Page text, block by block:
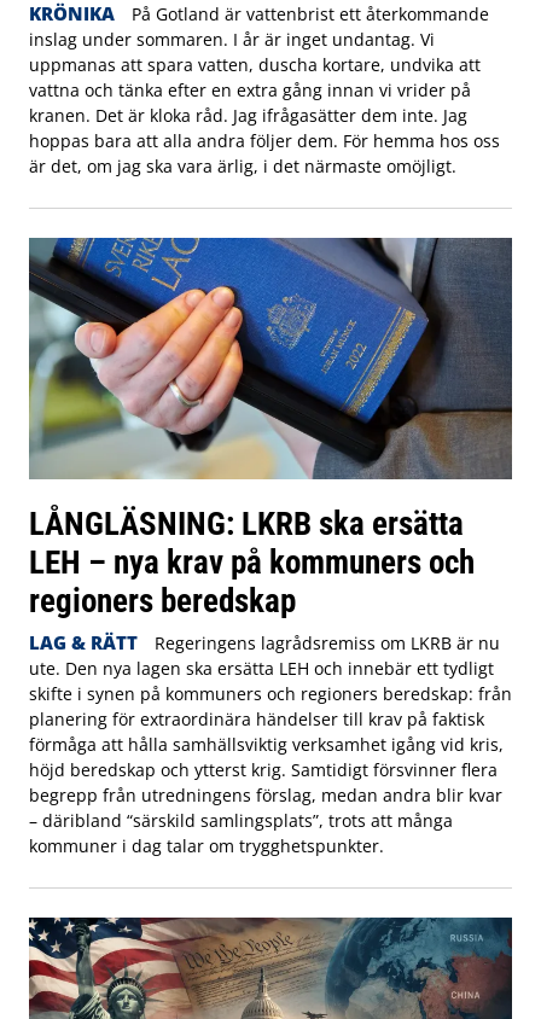
KRÖNIKA
På Gotland är vattenbrist ett återkommande
inslag under sommaren. I år är inget undantag. Vi
uppmanas att spara vatten, duscha kortare, undvika att
vattna och tänka efter en extra gång innan vi vrider på
kranen. Det är kloka råd. Jag ifrågasätter dem inte. Jag
hoppas bara att alla andra följer dem. För hemma hos oss
är det, om jag ska vara ärlig, i det närmaste omöjligt.
LÅNGLÄSNING: LKRB ska ersätta
LEH – nya krav på kommuners och
regioners beredskap
LAG & RÄTT
Regeringens lagrådsremiss om LKRB är nu
ute. Den nya lagen ska ersätta LEH och innebär ett tydligt
skifte i synen på kommuners och regioners beredskap: från
planering för extraordinära händelser till krav på faktisk
förmåga att hålla samhällsviktig verksamhet igång vid kris,
höjd beredskap och ytterst krig. Samtidigt försvinner flera
begrepp från utredningens förslag, medan andra blir kvar
– däribland “särskild samlingsplats”, trots att många
kommuner i dag talar om trygghetspunkter.